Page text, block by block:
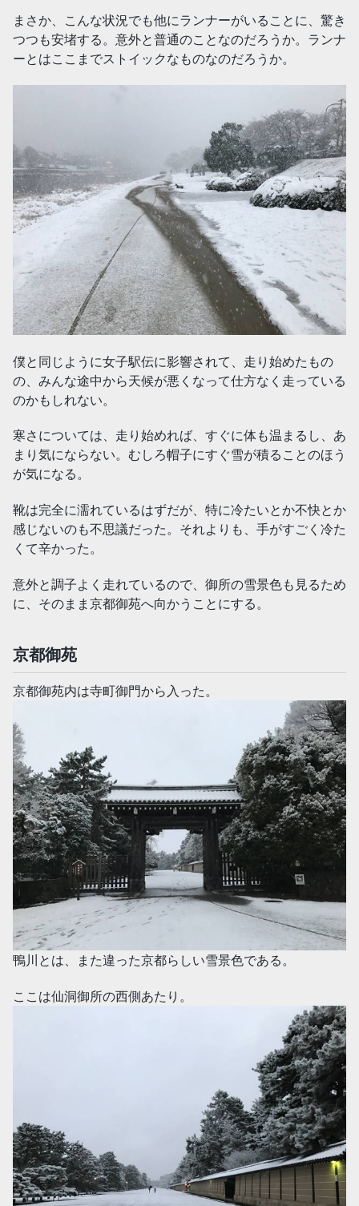
まさか、こんな状況でも他にランナーがいることに、驚き
つつも安堵する。意外と普通のことなのだろうか。ランナ
ーとはここまでストイックなものなのだろうか。
僕と同じように女子駅伝に影響されて、走り始めたもの
の、みんな途中から天候が悪くなって仕方なく走っている
のかもしれない。
寒さについては、走り始めれば、すぐに体も温まるし、あ
まり気にならない。むしろ帽子にすぐ雪が積ることのほう
が気になる。
靴は完全に濡れているはずだが、特に冷たいとか不快とか
感じないのも不思議だった。それよりも、手がすごく冷た
くて辛かった。
意外と調子よく走れているので、御所の雪景色も見るため
に、そのまま京都御苑へ向かうことにする。
京都御苑
京都御苑内は寺町御門から入った。
鴨川とは、また違った京都らしい雪景色である。
ここは仙洞御所の西側あたり。